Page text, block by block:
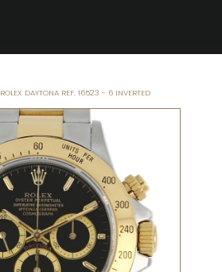
ROLEX DAYTONA REF. 16523 - 6 INVERTED